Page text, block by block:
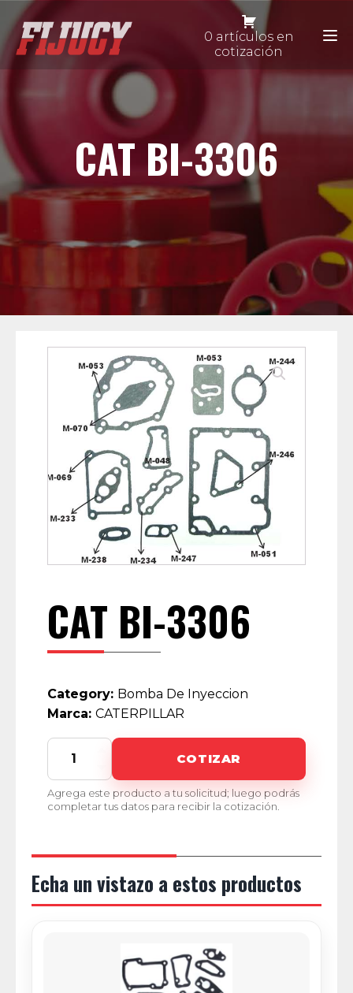
0 artículos en
cotización
CAT BI-3306
CAT BI-3306
Category: Bomba De Inyeccion
Marca: CATERPILLAR
3306
quantity
COTIZAR
Agrega este producto a tu solicitud; luego podrás
completar tus datos para recibir la cotización.
Echa un vistazo a estos productos